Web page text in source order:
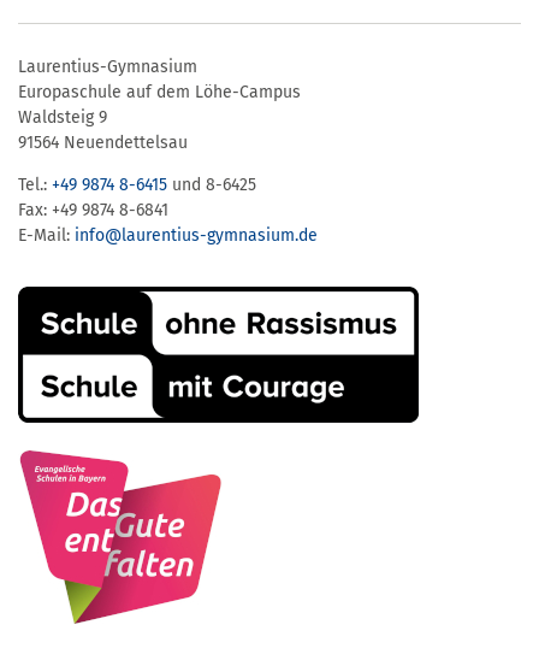
Laurentius-Gymnasium
Europaschule auf dem Löhe-Campus
Waldsteig 9
91564 Neuendettelsau
Tel.: +49 9874 8-6415 und 8-6425
Fax: +49 9874 8-6841
E-Mail: info@laurentius-gymnasium.de